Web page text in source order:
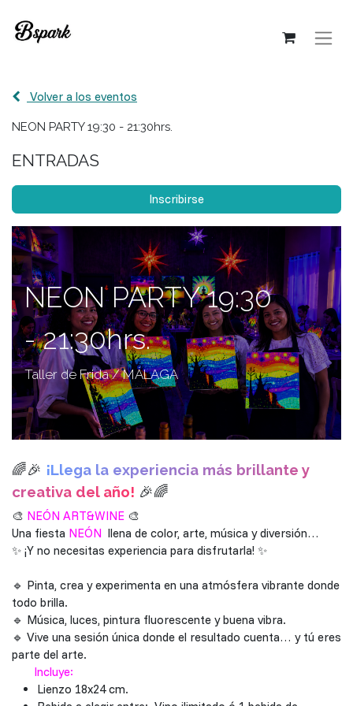
Volver a los eventos
NEON PARTY 19:30 - 21:30hrs.
ENTRADAS
Inscribirse
NEON PARTY 19:30
- 21:30hrs.
Taller de Frida / MÁLAGA
🌈🎉 ¡Llega la experiencia más brillante y
creativa del año! 🎉🌈
🎨 NEÓN ART&WINE 🎨
Una fiesta NEÓN llena de color, arte, música y diversión…
✨ ¡Y no necesitas experiencia para disfrutarla! ✨
🔹 Pinta, crea y experimenta en una atmósfera vibrante donde
todo brilla.
🔹 Música, luces, pintura fluorescente y buena vibra.
🔹 Vive una sesión única donde el resultado cuenta… y tú eres
parte del arte.
Incluye:
Lienzo 18x24 cm.